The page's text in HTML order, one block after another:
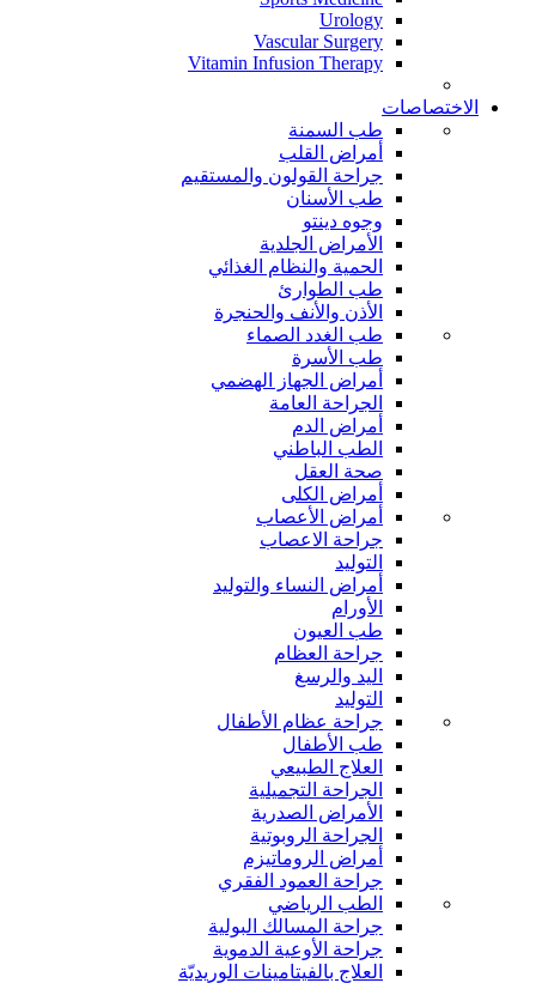
Urology
Vascular Surgery
Vitamin Infusion Therapy
الاختصاصات
طب السمنة
أمراض القلب
جراحة القولون والمستقيم
طب الأسنان
وجوه دينتو
الأمراض الجلدية
الحمية والنظام الغذائي
طب الطوارئ
الأذن والأنف والحنجرة
طب الغدد الصماء
طب الأسرة
أمراض الجهاز الهضمي
الجراحة العامة
أمراض الدم
الطب الباطني
صحة العقل
أمراض الكلى
أمراض الأعصاب
جراحة الاعصاب
التوليد
أمراض النساء والتوليد
الأورام
طب العيون
جراحة العظام
اليد والرسغ
التوليد
جراحة عظام الأطفال
طب الأطفال
العلاج الطبيعي
الجراحة التجميلية
الأمراض الصدرية
الجراحة الروبوتية
أمراض الروماتيزم
جراحة العمود الفقري
الطب الرياضي
جراحة المسالك البولية
جراحة الأوعية الدموية
العلاج بالفيتامينات الوريديّة